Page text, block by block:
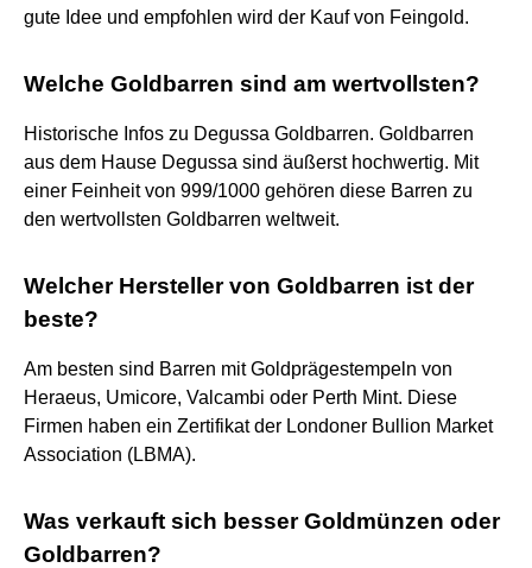
gute Idee und empfohlen wird der Kauf von Feingold.
Welche Goldbarren sind am wertvollsten?
Historische Infos zu Degussa Goldbarren. Goldbarren
aus dem Hause Degussa sind äußerst hochwertig. Mit
einer Feinheit von 999/1000 gehören diese Barren zu
den wertvollsten Goldbarren weltweit.
Welcher Hersteller von Goldbarren ist der
beste?
Am besten sind Barren mit Goldprägestempeln von
Heraeus, Umicore, Valcambi oder Perth Mint. Diese
Firmen haben ein Zertifikat der Londoner Bullion Market
Association (LBMA).
Was verkauft sich besser Goldmünzen oder
Goldbarren?